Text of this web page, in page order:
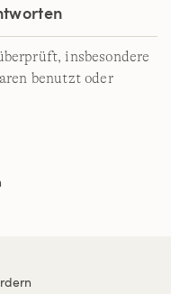
insbesondere
benutzt oder